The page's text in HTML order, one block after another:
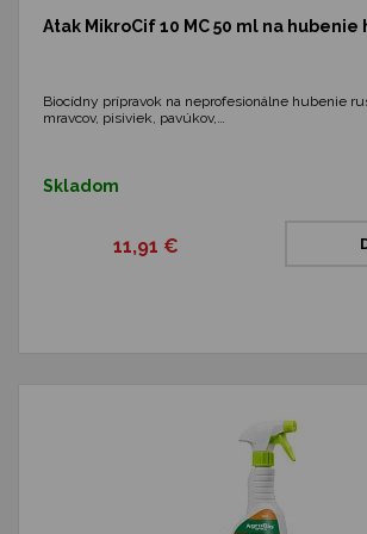
Atak MikroCif 10 MC 50 ml na hubenie
Biocídny prípravok na neprofesionálne hubenie
mravcov, pisiviek, pavúkov,…
Skladom
11,91 €